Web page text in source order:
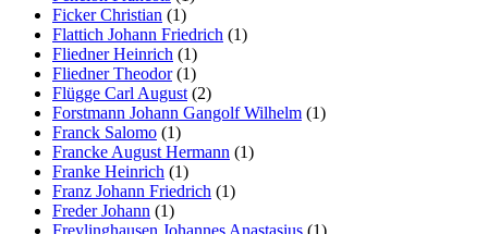
Ficker Christian (1)
Flattich Johann Friedrich (1)
Fliedner Heinrich (1)
Fliedner Theodor(1)
Flügge Carl August (2)
Forstmann Johann Gangolf Wilhelm (1)
Franck Salomo (1)
Francke August Hermann (1)
Franke Heinrich (1)
Franz Johann Friedrich (1)
Freder Johann (1)
Freylinghausen Johannes Anastasius (1)